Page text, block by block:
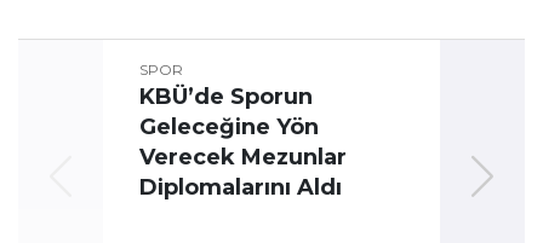
SPOR
KBÜ’de Sporun
Geleceğine Yön
Verecek Mezunlar
Diplomalarını Aldı